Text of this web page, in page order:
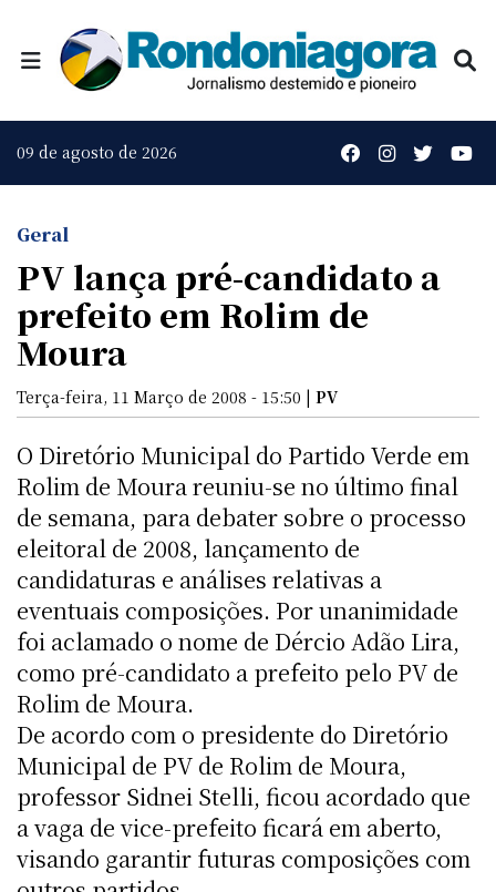
09 de agosto de 2026
Geral
PV lança pré-candidato a
prefeito em Rolim de
Moura
Terça-feira, 11 Março de 2008 - 15:50 | PV
O Diretório Municipal do Partido Verde em
Rolim de Moura reuniu-se no último final
de semana, para debater sobre o processo
eleitoral de 2008, lançamento de
candidaturas e análises relativas a
eventuais composições. Por unanimidade
foi aclamado o nome de Dércio Adão Lira,
como pré-candidato a prefeito pelo PV de
Rolim de Moura.
De acordo com o presidente do Diretório
Municipal de PV de Rolim de Moura,
professor Sidnei Stelli, ficou acordado que
a vaga de vice-prefeito ficará em aberto,
visando garantir futuras composições com